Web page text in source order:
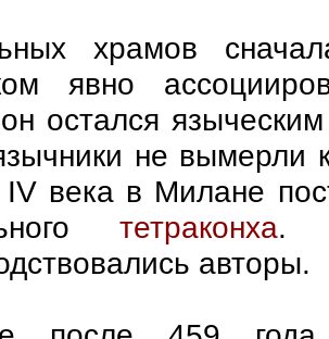
храмов
явно
остался
не вымерли
IV века в Милане
тетраконха.
авторы.